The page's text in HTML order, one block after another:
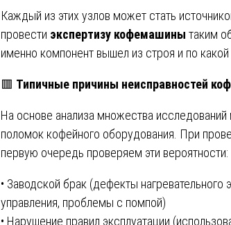
Каждый из этих узлов может стать
провести экспертизу кофемашины таким
именно компонент вышел из строя и по какой
🟥 Типичные причины неисправностей
На основе анализа множества
поломок кофейного оборудования. При
первую очередь проверяем эти вероятности:
• Заводской брак (дефекты нагревательного
управления, проблемы с помпой)
• Нарушение правил эксплуатации